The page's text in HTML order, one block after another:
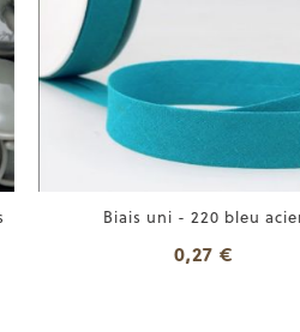
Biais uni - 220 bleu acier
0,27 €